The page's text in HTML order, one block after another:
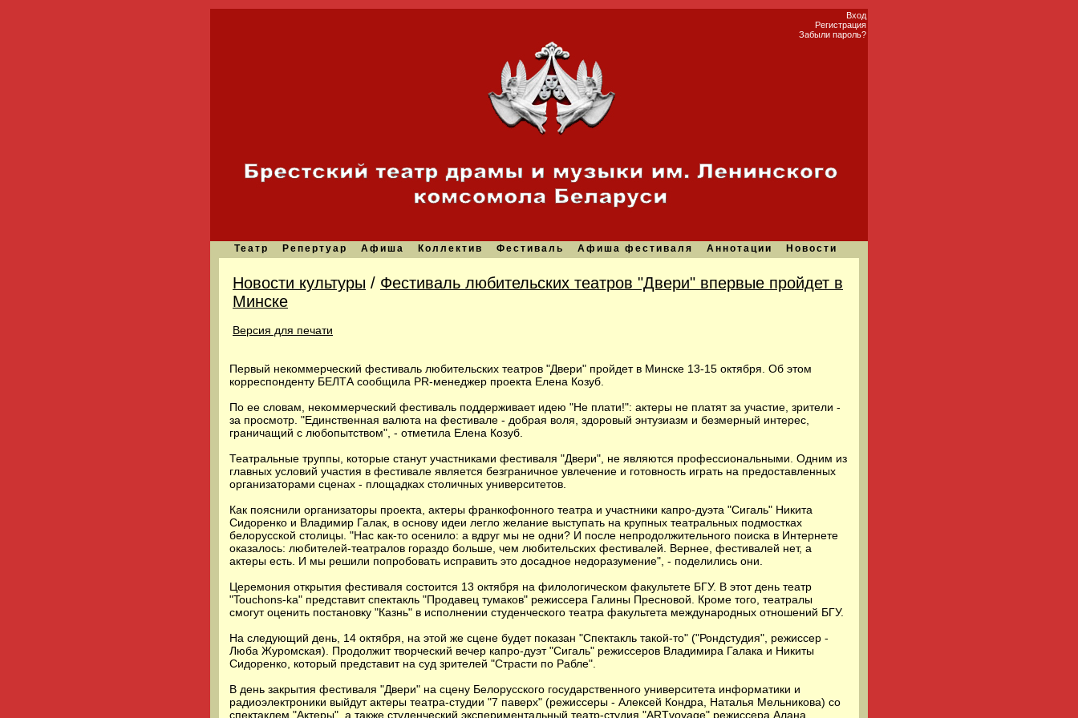
Вход
Регистрация
Забыли пароль?
Театр Репертуар Афиша Коллектив Фестиваль Афиша фестиваля Аннотации Новости
Новости культуры / Фестиваль любительских театров "Двери" впервые пройдет в
Минске
Версия для печати
Первый некоммерческий фестиваль любительских театров "Двери" пройдет в Минске 13-15 октября. Об этом
корреспонденту БЕЛТА сообщила PR-менеджер проекта Елена Козуб.
По ее словам, некоммерческий фестиваль поддерживает идею "Не плати!": актеры не платят за участие, зрители -
за просмотр. "Единственная валюта на фестивале - добрая воля, здоровый энтузиазм и безмерный интерес,
граничащий с любопытством", - отметила Елена Козуб.
Театральные труппы, которые станут участниками фестиваля "Двери", не являются профессиональными. Одним из
главных условий участия в фестивале является безграничное увлечение и готовность играть на предоставленных
организаторами сценах - площадках столичных университетов.
Как пояснили организаторы проекта, актеры франкофонного театра и участники капро-дуэта "Сигаль" Никита
Сидоренко и Владимир Галак, в основу идеи легло желание выступать на крупных театральных подмостках
белорусской столицы. "Нас как-то осенило: а вдруг мы не одни? И после непродолжительного поиска в Интернете
оказалось: любителей-театралов гораздо больше, чем любительских фестивалей. Вернее, фестивалей нет, а
актеры есть. И мы решили попробовать исправить это досадное недоразумение", - поделились они.
Церемония открытия фестиваля состоится 13 октября на филологическом факультете БГУ. В этот день театр
"Touchons-ka" представит спектакль "Продавец тумаков" режиссера Галины Пресновой. Кроме того, театралы
смогут оценить постановку "Казнь" в исполнении студенческого театра факультета международных отношений БГУ.
На следующий день, 14 октября, на этой же сцене будет показан "Спектакль такой-то" ("Рондстудия", режиссер -
Люба Журомская). Продолжит творческий вечер капро-дуэт "Сигаль" режиссеров Владимира Галака и Никиты
Сидоренко, который представит на суд зрителей "Страсти по Рабле".
В день закрытия фестиваля "Двери" на сцену Белорусского государственного университета информатики и
радиоэлектроники выйдут актеры театра-студии "7 паверх" (режиссеры - Алексей Кондра, Наталья Мельникова) со
спектаклем "Актеры", а также студенческий экспериментальный театр-студия "ARTvoyage" режиссера Алана